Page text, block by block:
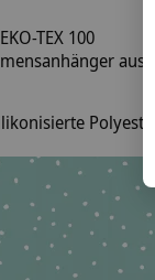
TEX 100
aus